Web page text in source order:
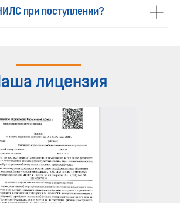
при поступлении?
лицензия